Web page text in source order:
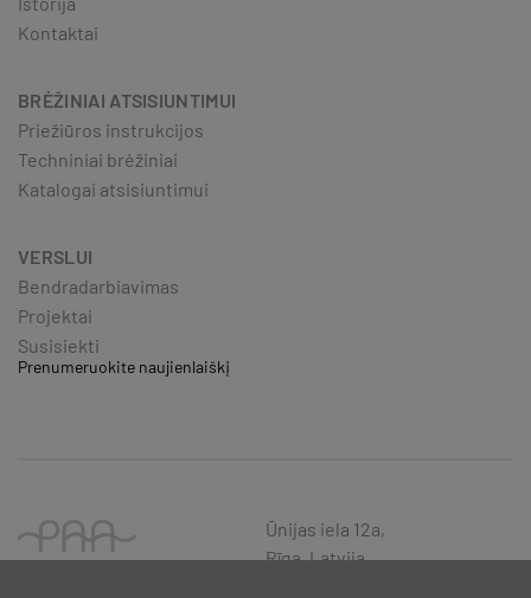
Kontaktai
BRĖŽINIAI ATSISIUNTIMUI
Priežiūros instrukcijos
Techniniai brėžiniai
Katalogai atsisiuntimui
VERSLUI
Bendradarbiavimas
Projektai
Susisiekti
Prenumeruokite naujienlaiškį
Ūnijas iela 12a,
Rīga, Latvija